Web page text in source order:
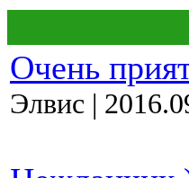
Очень
Элвис |